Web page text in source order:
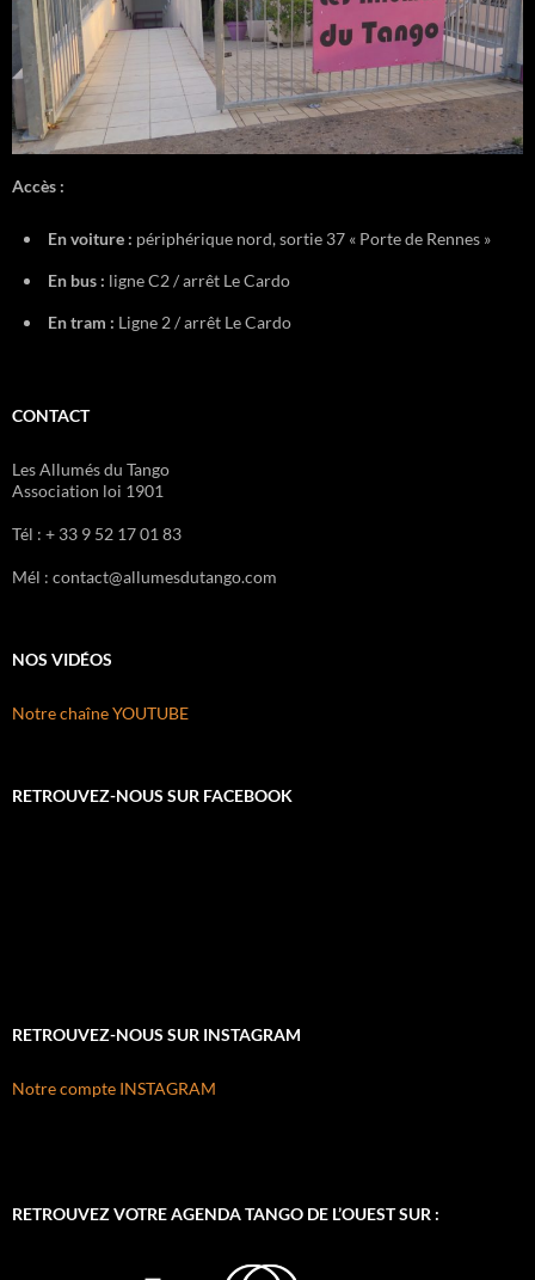
Accès :
En voiture : périphérique nord, sortie 37 « Porte de Rennes »
En bus : ligne C2 / arrêt Le Cardo
En tram : Ligne 2 / arrêt Le Cardo
CONTACT
Les Allumés du Tango
Association loi 1901
Tél : + 33 9 52 17 01 83
Mél : contact@allumesdutango.com
NOS VIDÉOS
Notre chaîne YOUTUBE
RETROUVEZ-NOUS SUR FACEBOOK
RETROUVEZ-NOUS SUR INSTAGRAM
Notre compte INSTAGRAM
RETROUVEZ VOTRE AGENDA TANGO DE L’OUEST SUR :